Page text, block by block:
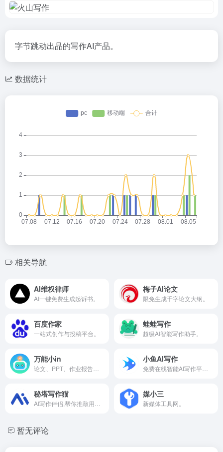
字节跳动出品的写作AI产品。
数据统计
相关导航
AI维权律师
AI一键免费生成起诉书。
梅子AI论文
限免生成千字论文大纲。
百度作家
一站式创作与投稿平台。
蛙蛙写作
超级AI智能写作助手。
万能小in 小鱼AI写作
秘塔写作猫 媒小三
新媒体工具网。
暂无评论